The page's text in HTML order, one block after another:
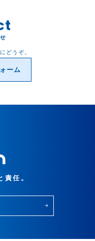
責任。
arrow_forward
どうぞ。
ーム
責任。
arrow_forward